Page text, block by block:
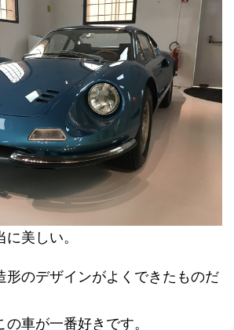
美しい。
形のデザインがよくできたものだ
車が一番好きです。